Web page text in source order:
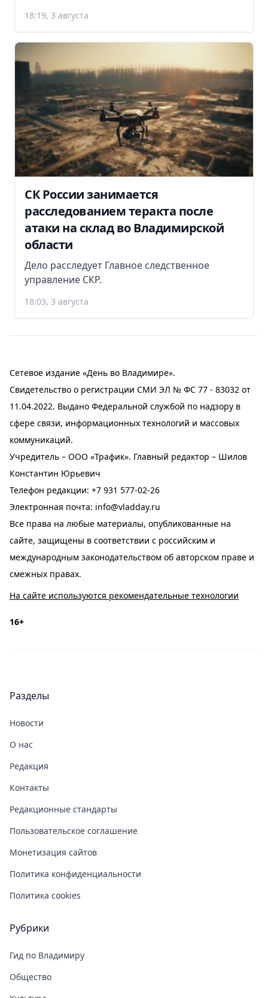
18:19, 3 августа
СК России занимается
расследованием теракта после
атаки на склад во Владимирской
области
Дело расследует Главное следственное
управление СКР.
18:03, 3 августа
Сетевое издание «День во Владимире».
Свидетельство о регистрации СМИ ЭЛ № ФС 77 - 83032 от
11.04.2022. Выдано Федеральной службой по надзору в
сфере связи, информационных технологий и массовых
коммуникаций.
Учредитель – ООО «Трафик». Главный редактор – Шилов
Константин Юрьевич
Телефон редакции: +7 931 577-02-26
Электронная почта: info@vladday.ru
Все права на любые материалы, опубликованные на
сайте, защищены в соответствии с российским и
международным законодательством об авторском праве и
смежных правах.
На сайте используются рекомендательные технологии
16+
Разделы
Новости
О нас
Редакция
Контакты
Редакционные стандарты
Пользовательское соглашение
Монетизация сайтов
Политика конфиденциальности
Политика cookies
Рубрики
Гид по Владимиру
Общество